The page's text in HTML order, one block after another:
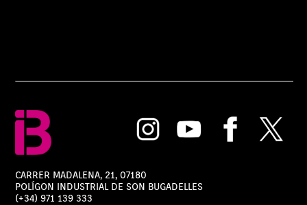
Aire
56 min
56 min
22/03/2026 22:04:00
CARRER MADALENA, 21, 07180
POLÍGON INDUSTRIAL DE SON BUGADELLES
(+34) 971 139 333